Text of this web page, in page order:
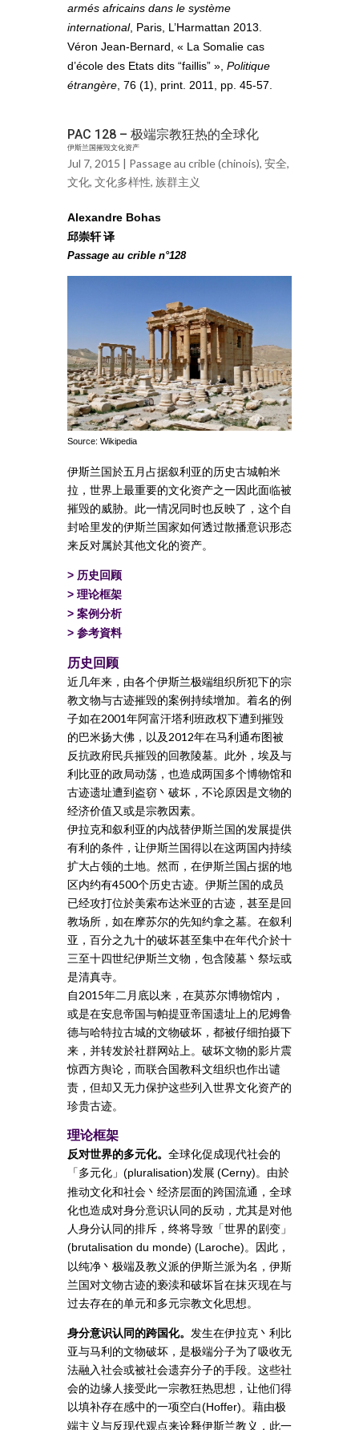
armés africains dans le système
international, Paris, L’Harmattan 2013.
Véron Jean-Bernard, « La Somalie cas
d’école des Etats dits “faillis” », Politique
étrangère , 76 (1), print. 2011, pp. 45-57.
PAC 128 – 极端宗教狂热的全球化
伊斯兰国摧毁文化资产
Jul 7, 2015 | Passage au crible (chinois), 安全,
文化, 文化多样性, 族群主义
Alexandre Bohas
邱崇轩 译
Passage au crible n°128
Source: Wikipedia
伊斯兰国於五月占据叙利亚的历史古城帕米
拉，世界上最重要的文化资产之一因此面临被
摧毁的威胁。此一情况同时也反映了，这个自
封哈里发的伊斯兰国家如何透过散播意识形态
来反对属於其他文化的资产。
> 历史回顾
> 理论框架
> 案例分析
> 参考資料
历史回顾
近几年来，由各个伊斯兰极端组织所犯下的宗
教文物与古迹摧毁的案例持续增加。着名的例
子如在2001年阿富汗塔利班政权下遭到摧毁
的巴米扬大佛，以及2012年在马利通布图被
反抗政府民兵摧毁的回教陵墓。此外，埃及与
利比亚的政局动荡，也造成两国多个博物馆和
古迹遗址遭到盗窃丶破坏，不论原因是文物的
经济价值又或是宗教因素。
伊拉克和叙利亚的内战替伊斯兰国的发展提供
有利的条件，让伊斯兰国得以在这两国内持续
扩大占领的土地。然而，在伊斯兰国占据的地
区内约有4500个历史古迹。伊斯兰国的成员
已经攻打位於美索布达米亚的古迹，甚至是回
教场所，如在摩苏尔的先知约拿之墓。在叙利
亚，百分之九十的破坏甚至集中在年代介於十
三至十四世纪伊斯兰文物，包含陵墓丶祭坛或
是清真寺。
自2015年二月底以来，在莫苏尔博物馆内，
或是在安息帝国与帕提亚帝国遗址上的尼姆鲁
德与哈特拉古城的文物破坏，都被仔细拍摄下
来，并转发於社群网站上。破坏文物的影片震
惊西方舆论，而联合国教科文组织也作出谴
责，但却又无力保护这些列入世界文化资产的
珍贵古迹。
理论框架
反对世界的多元化。 全球化促成现代社会的
「多元化」 (pluralisation)发展 (Cerny)。由於
推动文化和社会丶经济层面的跨国流通，全球
化也造成对身分意识认同的反动，尤其是对他
人身分认同的排斥，终将导致「世界的剧变」
(brutalisation du monde) (Laroche)。因此，
以纯净丶极端及教义派的伊斯兰派为名，伊斯
兰国对文物古迹的亵渎和破坏旨在抹灭现在与
过去存在的单元和多元宗教文化思想。
身分意识认同的跨国化。 发生在伊拉克丶利比
亚与马利的文物破坏，是极端分子为了吸收无
法融入社会或被社会遗弃分子的手段。这些社
会的边缘人接受此一宗教狂热思想，让他们得
以填补存在感中的一项空白(Hoffer)。藉由极
端主义与反现代观点来诠释伊斯兰教义，此一